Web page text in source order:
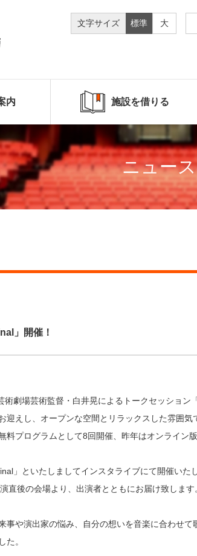
文字サイズ 標準 大
内 施設を借りる
ニュース
」開催！
劇場芸術監督・白井晃によるトークセッション「
迎えし、オープンな空間とリラックスした雰囲
料プログラムとして8回開催、昨年はオンライン版
」といたしましてインスタライブにて開催い
直後の会場より、出演者とともにお届け致します
事や演出家の悩み、自分の想いを音楽に合わせ
た。